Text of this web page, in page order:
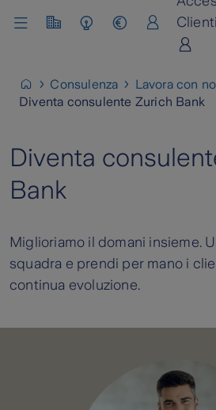
Clienti
Consulenza
Lavora con
Diventa consulente Zurich Bank
Diventa
Bank
Miglioriamo il domani insieme.
squadra e prendi per mano i
continua evoluzione.